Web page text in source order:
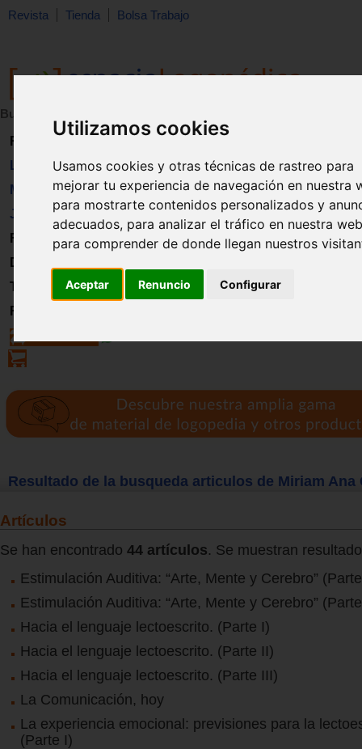
Utilizamos cookies
Usamos cookies y otras técnicas de rastreo para
mejorar tu experiencia de navegación en nuestra
para mostrarte contenidos personalizados y
adecuados, para analizar el tráfico en nuestra
para comprender de donde llegan nuestros
Aceptar Renuncio Configurar
Revista Tienda Bolsa Trabajo
Buscar:
Revista
Libros
Material
Juguetes
Formación
Directorio
Trabajo
Registro
Resultado de la busqueda articulos de Miriam Ana
Artículos
Se han encontrado 44 artículos. Se muestran
Estimulación Auditiva: “Arte, Mente y Cerebro”
Estimulación Auditiva: “Arte, Mente y Cerebro”
Hacia el lenguaje lectoescrito. (Parte I)
Hacia el lenguaje lectoescrito. (Parte II)
Hacia el lenguaje lectoescrito. (Parte III)
La Comunicación, hoy
La experiencia emocional: previsiones para la
(Parte I)